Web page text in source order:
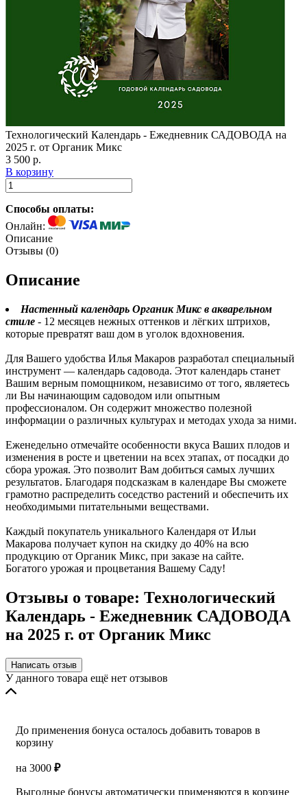
Технологический Календарь - Ежедневник САДОВОДА на
2025 г. от Органик Микс
3 500 р.
В корзину
Способы оплаты:
Онлайн:
Описание
Отзывы (0)
Описание
Настенный календарь Органик Микс в акварельном
стиле - 12 месяцев нежных оттенков и лёгких штрихов,
которые превратят ваш дом в уголок вдохновения.
Для Вашего удобства Илья Макаров разработал специальный
инструмент — календарь садовода. Этот календарь станет
Вашим верным помощником, независимо от того, являетесь
ли Вы начинающим садоводом или опытным
профессионалом. Он содержит множество полезной
информации о различных культурах и методах ухода за ними.
Еженедельно отмечайте особенности вкуса Ваших плодов и
изменения в росте и цветении на всех этапах, от посадки до
сбора урожая. Это позволит Вам добиться самых лучших
результатов. Благодаря подсказкам в календаре Вы сможете
грамотно распределить соседство растений и обеспечить их
необходимыми питательными веществами.
Каждый покупатель уникального Календаря от Ильи
Макарова получает купон на скидку до 40% на всю
продукцию от Органик Микс, при заказе на сайте.
Богатого урожая и процветания Вашему Саду!
Отзывы о товаре: Технологический
Календарь - Ежедневник САДОВОДА
на 2025 г. от Органик Микс
Написать отзыв
У данного товара ещё нет отзывов
До применения бонуса осталось добавить товаров в
корзину
на 3000 ₽
Выгодные бонусы автоматически применяются в корзине